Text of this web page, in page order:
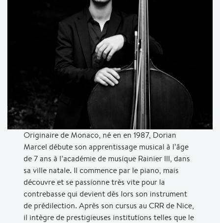
Originaire de Monaco, né en en 1987, Dorian
Marcel débute son apprentissage musical à l’âge
de 7 ans à l’académie de musique Rainier III, dans
sa ville natale. Il commence par le piano, mais
découvre et se passionne très vite pour la
contrebasse qui devient dès lors son instrument
de prédilection. Après son cursus au CRR de Nice,
il intègre de prestigieuses institutions telles que le